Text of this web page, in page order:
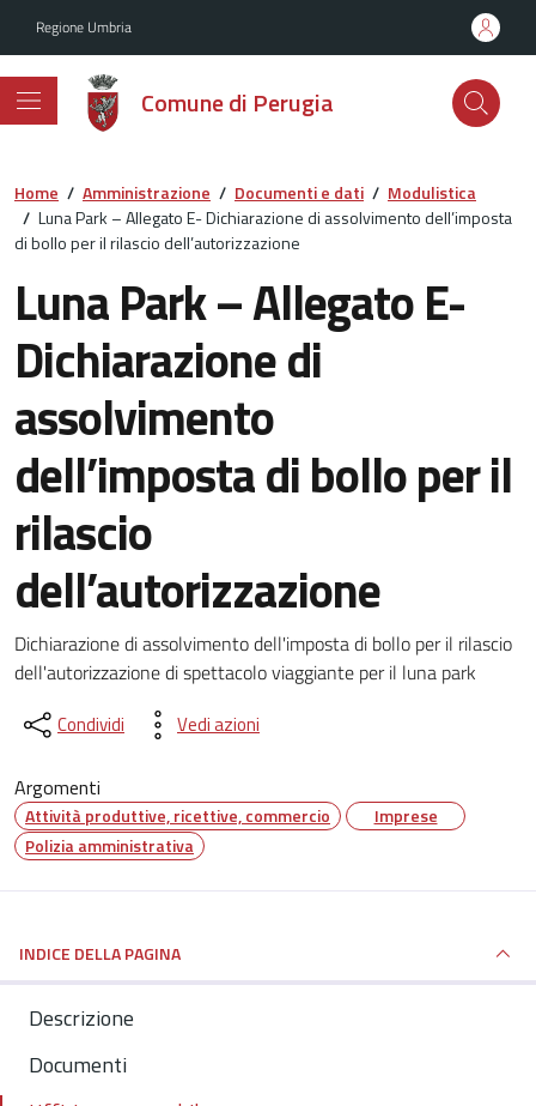
Regione Umbria
Comune di Perugia
Home / Amministrazione / Documenti e dati / Modulistica
/ Luna Park – Allegato E- Dichiarazione di assolvimento dell’imposta
di bollo per il rilascio dell’autorizzazione
Luna Park – Allegato E-
Dichiarazione di
assolvimento
dell’imposta di bollo per il
rilascio
dell’autorizzazione
Dettagli del documento
Dichiarazione di assolvimento dell'imposta di bollo per il rilascio
dell'autorizzazione di spettacolo viaggiante per il luna park
Condividi Vedi azioni
Argomenti
Attività produttive, ricettive, commercio
Imprese
Polizia amministrativa
INDICE DELLA PAGINA
Descrizione
Documenti